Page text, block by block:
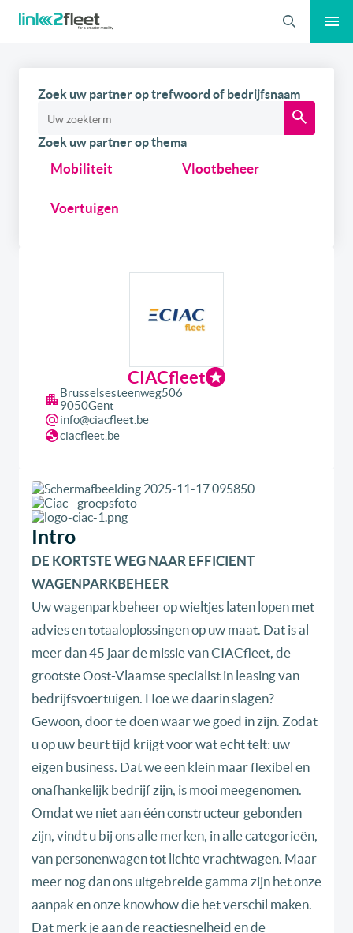
Zoeken
Zoek uw partner op trefwoord of bedrijfsnaam
Zoek uw partner op thema
Mobiliteit Vlootbeheer
Voertuigen
CIACfleet
Brusselsesteenweg506
9050Gent
info@ciacfleet.be
ciacfleet.be
Intro
DE KORTSTE WEG NAAR EFFICIENT
WAGENPARKBEHEER
Uw wagenparkbeheer op wieltjes laten lopen met
advies en totaaloplossingen op uw maat. Dat is al
meer dan 45 jaar de missie van CIACfleet, de
grootste Oost-Vlaamse specialist in leasing van
bedrijfsvoertuigen. Hoe we daarin slagen?
Gewoon, door te doen waar we goed in zijn. Zodat
u op uw beurt tijd krijgt voor wat echt telt: uw
eigen business. Dat we een klein maar flexibel en
onafhankelijk bedrijf zijn, is mooi meegenomen.
Omdat we niet aan één constructeur gebonden
zijn, vindt u bij ons alle merken, in alle categorieën,
van personenwagen tot lichte vrachtwagen. Maar
meer nog dan ons uitgebreide gamma zijn het onze
aanpak en onze knowhow die het verschil maken.
Dat merk je aan de reactiesnelheid en de